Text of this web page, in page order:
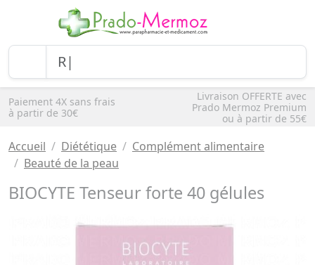
Paiement 4X sans frais
à partir de 30€
Livraison OFFERTE avec
Prado Mermoz Premium
ou à partir de 55€
Accueil Diététique
Complément alimentaire
Beauté de la peau
BIOCYTE Tenseur forte 40 gélules